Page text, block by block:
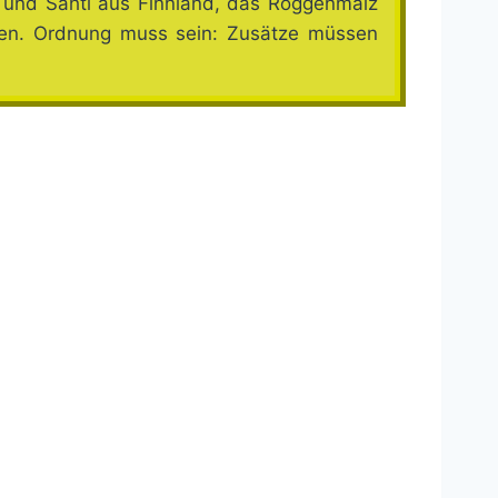
Ordnung muss sein: Zusätze müssen